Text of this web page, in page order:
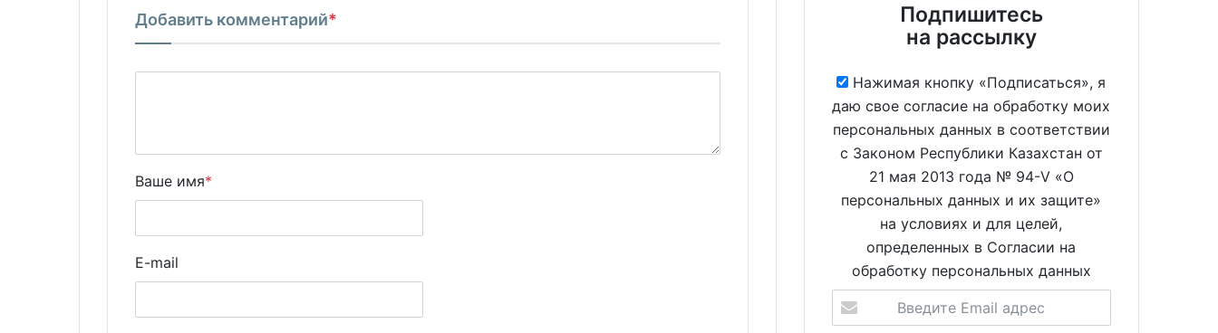
Добавить комментарий*
Ваше имя*
E-mail
Подпишитесь
на рассылку
Нажимая кнопку «Подписаться», я
даю свое согласие на обработку моих
персональных данных в соответствии
с Законом Республики Казахстан от
21 мая 2013 года № 94-V «О
персональных данных и их защите»
на условиях и для целей,
определенных в Согласии на
обработку персональных данных